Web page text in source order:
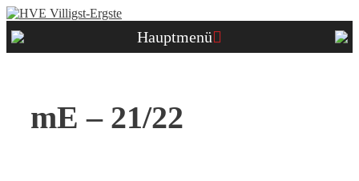
Zum
springen
Hauptmenü
mE – 21/22